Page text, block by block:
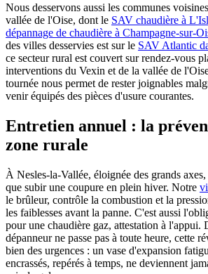
Nous desservons aussi les communes
vallée de l'Oise, dont le SAV chaudière à
dépannage de chaudière à Champagne-sur-
des villes desservies est sur le SAV Atlantic
ce secteur rural est couvert sur rendez-vous
interventions du Vexin et de la vallée de
tournée nous permet de rester joignables
venir équipés des pièces d'usure courantes.
Entretien annuel : la
zone rurale
À Nesles-la-Vallée, éloignée des grands
que subir une coupure en plein hiver. Notre
le brûleur, contrôle la combustion et la
les faiblesses avant la panne. C'est aussi
pour une chaudière gaz, attestation à l'appui.
dépanneur ne passe pas à toute heure, cette
bien des urgences : un vase d'expansion
encrassés, repérés à temps, ne deviennent